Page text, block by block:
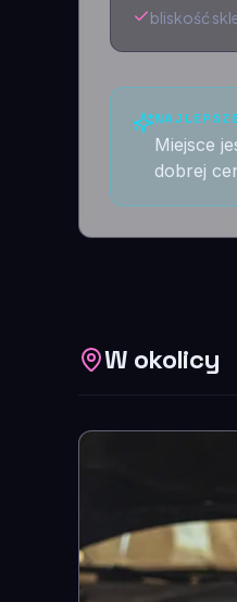
bliskość
Miejsce
dobrej
W okolicy